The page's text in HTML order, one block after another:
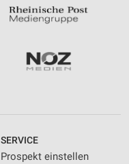
SERVICE
Prospekt einstellen